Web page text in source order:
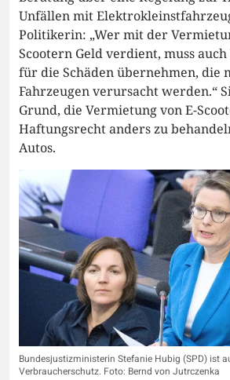
Unfällen mit
Politikerin: „Wer mit der
Scootern Geld verdient, muss
für die Schäden übernehmen, die
Fahrzeugen verursacht werden.“
Grund, die Vermietung von E-
Haftungsrecht anders zu
Autos.
Bundesjustizministerin Stefanie Hubig (SPD) ist
Verbraucherschutz. Foto: Bernd von Jutrczenka